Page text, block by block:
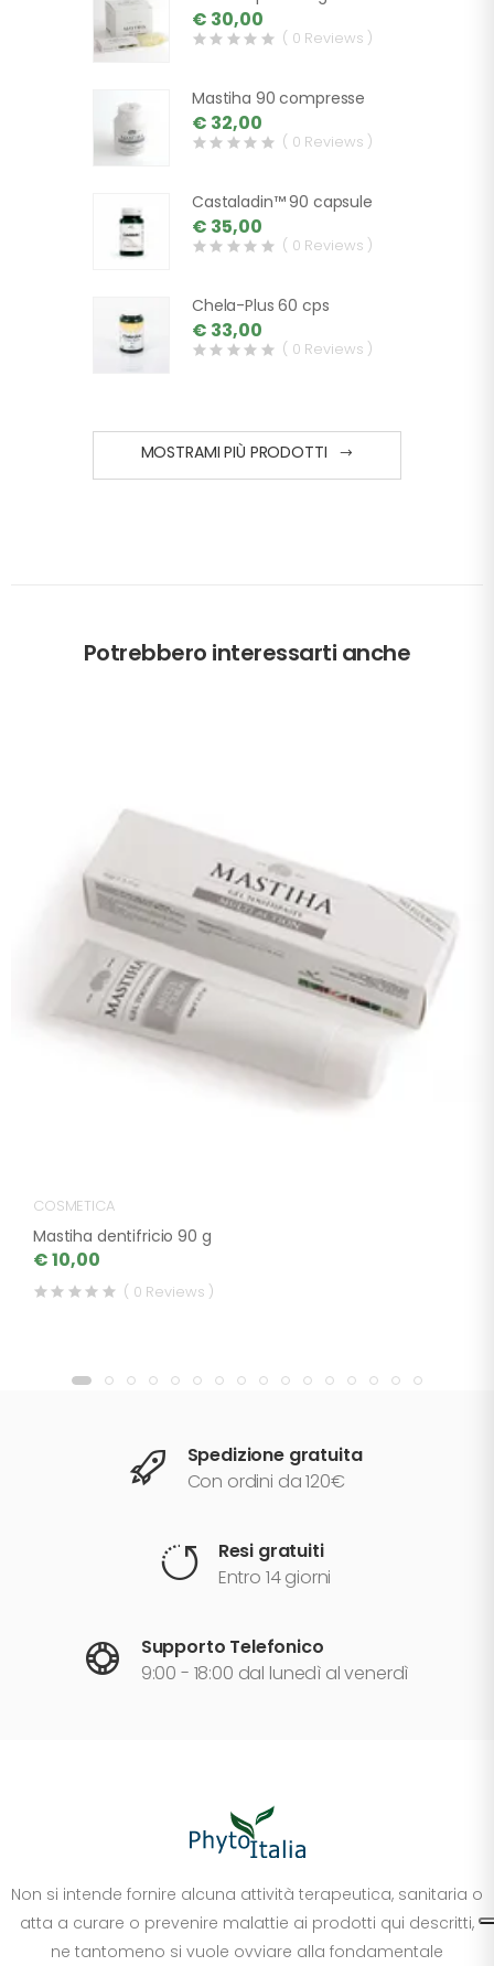
€ 30,00
( 0 Reviews )
Mastiha 90 compresse
€ 32,00
( 0 Reviews )
Castaladin™ 90 capsule
€ 35,00
( 0 Reviews )
Chela-Plus 60 cps
€ 33,00
( 0 Reviews )
MOSTRAMI PIÙ PRODOTTI
Potrebbero interessarti anche
COSMETICA
Mastiha dentifricio 90 g
€ 10,00
( 0 Reviews )
Spedizione gratuita
Con ordini da 120€
Resi gratuiti
Entro 14 giorni
Supporto Telefonico
9:00 - 18:00 dal lunedì al venerdì
Non si intende fornire alcuna attività terapeutica, sanitaria o
atta a curare o prevenire malattie ai prodotti qui descritti,
ne tantomeno si vuole ovviare alla fondamentale